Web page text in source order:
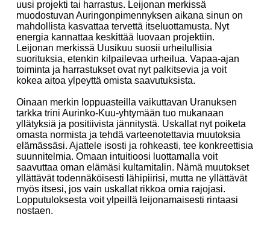
uusi projekti tai harrastus. Leijonan merkissä
muodostuvan Auringonpimennyksen aikana sinun on
mahdollista kasvattaa tervettä itseluottamusta. Nyt
energia kannattaa keskittää luovaan projektiin.
Leijonan merkissä Uusikuu suosii urheilullisia
suorituksia, etenkin kilpailevaa urheilua. Vapaa-ajan
toiminta ja harrastukset ovat nyt palkitsevia ja voit
kokea aitoa ylpeyttä omista saavutuksista.
Oinaan merkin loppuasteilla vaikuttavan Uranuksen
tarkka trini Aurinko-Kuu-yhtymään tuo mukanaan
yllätyksiä ja positiivista jännitystä. Uskallat nyt poiketa
omasta normista ja tehdä varteenotettavia muutoksia
elämässäsi. Ajattele isosti ja rohkeasti, tee konkreettisia
suunnitelmia. Omaan intuitioosi luottamalla voit
saavuttaa oman elämäsi kultamitalin. Nämä muutokset
yllättävät todennäköisesti lähipiirisi, mutta ne yllättävät
myös itsesi, jos vain uskallat rikkoa omia rajojasi.
Lopputuloksesta voit ylpeillä leijonamaisesti rintaasi
nostaen.